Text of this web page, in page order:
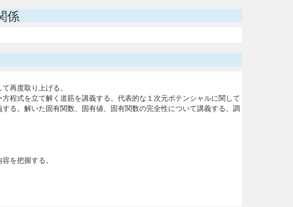
係
再度取り上げる。
程式を立て解く道筋を講義する。代表的な１次元ポテンシャルに関して
る。解いた固有関数、固有値、固有関数の完全性について講義する。調
を把握する。